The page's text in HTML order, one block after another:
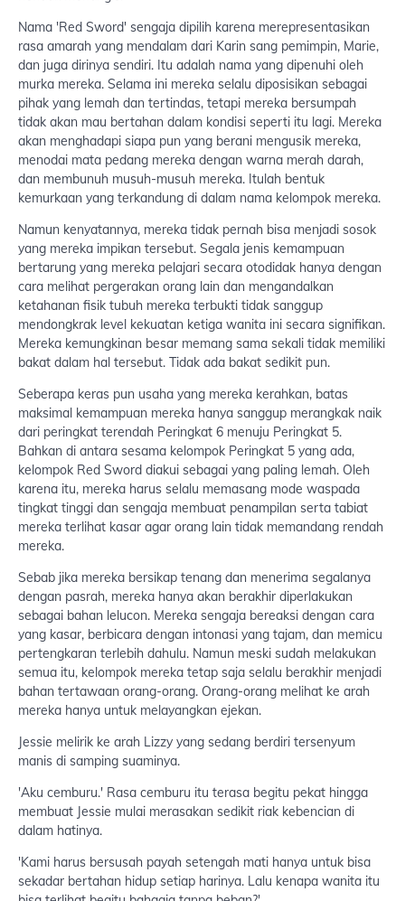
Nama 'Red Sword' sengaja dipilih karena merepresentasikan
rasa amarah yang mendalam dari Karin sang pemimpin, Marie,
dan juga dirinya sendiri. Itu adalah nama yang dipenuhi oleh
murka mereka. Selama ini mereka selalu diposisikan sebagai
pihak yang lemah dan tertindas, tetapi mereka bersumpah
tidak akan mau bertahan dalam kondisi seperti itu lagi. Mereka
akan menghadapi siapa pun yang berani mengusik mereka,
menodai mata pedang mereka dengan warna merah darah,
dan membunuh musuh-musuh mereka. Itulah bentuk
kemurkaan yang terkandung di dalam nama kelompok mereka.
Namun kenyatannya, mereka tidak pernah bisa menjadi sosok
yang mereka impikan tersebut. Segala jenis kemampuan
bertarung yang mereka pelajari secara otodidak hanya dengan
cara melihat pergerakan orang lain dan mengandalkan
ketahanan fisik tubuh mereka terbukti tidak sanggup
mendongkrak level kekuatan ketiga wanita ini secara signifikan.
Mereka kemungkinan besar memang sama sekali tidak memiliki
bakat dalam hal tersebut. Tidak ada bakat sedikit pun.
Seberapa keras pun usaha yang mereka kerahkan, batas
maksimal kemampuan mereka hanya sanggup merangkak naik
dari peringkat terendah Peringkat 6 menuju Peringkat 5.
Bahkan di antara sesama kelompok Peringkat 5 yang ada,
kelompok Red Sword diakui sebagai yang paling lemah. Oleh
karena itu, mereka harus selalu memasang mode waspada
tingkat tinggi dan sengaja membuat penampilan serta tabiat
mereka terlihat kasar agar orang lain tidak memandang rendah
mereka.
Sebab jika mereka bersikap tenang dan menerima segalanya
dengan pasrah, mereka hanya akan berakhir diperlakukan
sebagai bahan lelucon. Mereka sengaja bereaksi dengan cara
yang kasar, berbicara dengan intonasi yang tajam, dan memicu
pertengkaran terlebih dahulu. Namun meski sudah melakukan
semua itu, kelompok mereka tetap saja selalu berakhir menjadi
bahan tertawaan orang-orang. Orang-orang melihat ke arah
mereka hanya untuk melayangkan ejekan.
Jessie melirik ke arah Lizzy yang sedang berdiri tersenyum
manis di samping suaminya.
'Aku cemburu.' Rasa cemburu itu terasa begitu pekat hingga
membuat Jessie mulai merasakan sedikit riak kebencian di
dalam hatinya.
'Kami harus bersusah payah setengah mati hanya untuk bisa
sekadar bertahan hidup setiap harinya. Lalu kenapa wanita itu